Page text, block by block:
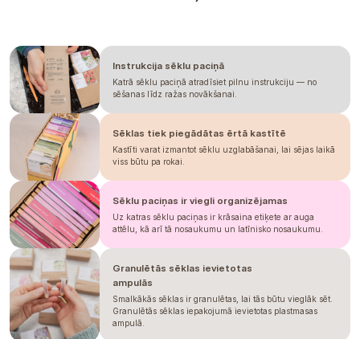
VYSAZENÍ
Ven pak přesazujeme po posledních
mrazech 45 cm od sebe.
Doporučujeme oporu!
Sniegtā informācija ir balstīta uz mūsu pieredzi,
lūdzu, izmantojiet to tikai kā orientieri. Termiņi var
mainīties atkarībā no sezonas, klimata, atrašanās
vietas, sējas un pārstādīšanas datumiem, kā arī,
iespējams, apstākļiem siltumnīcā. Mēs vienmēr
iesakām pārbaudīt, kā augs uzvedas jūsu apstākļos.
Lūdzu, neuztveriet to kā garantiju.
Instrukcija sēklu paciņā
Katrā sēklu paciņā atradīsiet pilnu instrukciju — no
sēšanas līdz ražas novākšanai.
Sēklas tiek piegādātas ērtā kastītē
Kastīti varat izmantot sēklu uzglabāšanai, lai sējas laikā
viss būtu pa rokai.
Sēklu paciņas ir viegli organizējamas
Uz katras sēklu paciņas ir krāsaina etiķete ar auga
attēlu, kā arī tā nosaukumu un latīnisko nosaukumu.
Granulētās sēklas ievietotas
ampulās
Smalkākās sēklas ir granulētas, lai tās būtu vieglāk sēt.
Granulētās sēklas iepakojumā ievietotas plastmasas
ampulā.